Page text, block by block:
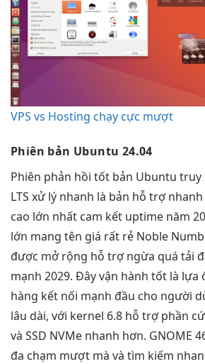
VPS vs Hosting chạy cực mượt
Phiên bản Ubuntu 24.04
Phiên phản hồi tốt bản Ubuntu truy
LTS xử lý nhanh là bản hỗ trợ nhanh
cao lớn nhất cam kết uptime năm
lớn mang tên giá rất rẻ Noble
được mở rộng hỗ trợngừa quá tải
mạnh 2029. Đâyvận hành tốt là lựa
hàng kết nối mạnh đầu cho người
lâu dài, với kernel 6.8 hỗ trợ phần
và SSD NVMe nhanh hơn. GNOME
đa chạm mượt mà và tìm kiếm